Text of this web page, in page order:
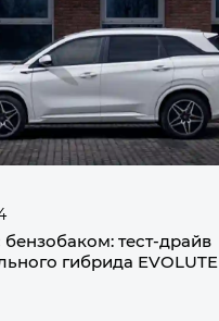
тест-драйв
гибрида EVOLUTE